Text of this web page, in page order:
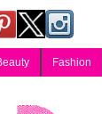
Fashion